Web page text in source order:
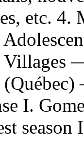
etc. 4.
Villages
I.